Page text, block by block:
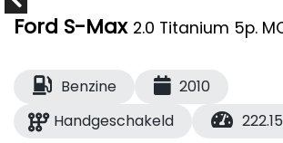
Ford S-Max 2.0 Titanium 5p.
Benzine
2010
Handgeschakeld